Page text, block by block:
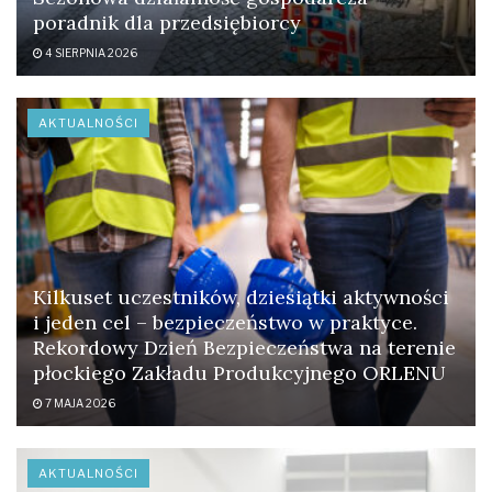
poradnik dla przedsiębiorcy
4 SIERPNIA 2026
AKTUALNOŚCI
Kilkuset uczestników, dziesiątki aktywności
i jeden cel – bezpieczeństwo w praktyce.
Rekordowy Dzień Bezpieczeństwa na terenie
płockiego Zakładu Produkcyjnego ORLENU
7 MAJA 2026
AKTUALNOŚCI